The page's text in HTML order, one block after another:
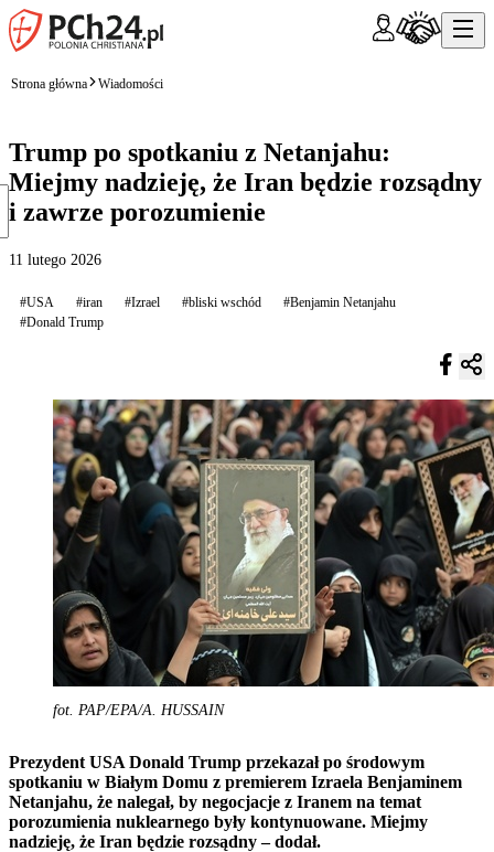
Strona główna Wiadomości
Trump po spotkaniu z Netanjahu:
Miejmy nadzieję, że Iran będzie rozsądny
i zawrze porozumienie
11 lutego 2026
#USA #iran #Izrael #bliski wschód
#Benjamin Netanjahu
#Donald Trump
fot. PAP/EPA/A. HUSSAIN
Prezydent USA Donald Trump przekazał po środowym
spotkaniu w Białym Domu z premierem Izraela Benjaminem
Netanjahu, że nalegał, by negocjacje z Iranem na temat
porozumienia nuklearnego były kontynuowane. Miejmy
nadzieję, że Iran będzie rozsądny – dodał.